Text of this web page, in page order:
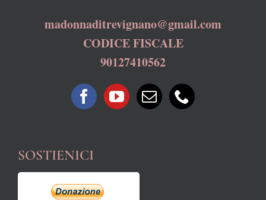
madonnaditrevignano@gmail.com
CODICE FISCALE
90127410562
SOSTIENICI